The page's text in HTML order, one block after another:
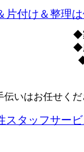
片付け＆整理
◆
◆
いはお任せくだ
スタッフサービ